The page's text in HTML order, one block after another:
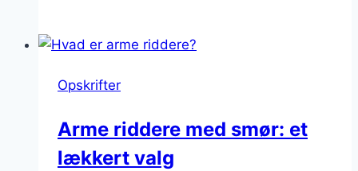
i
Opskrifter
Arme riddere med smør: et
lækkert valg